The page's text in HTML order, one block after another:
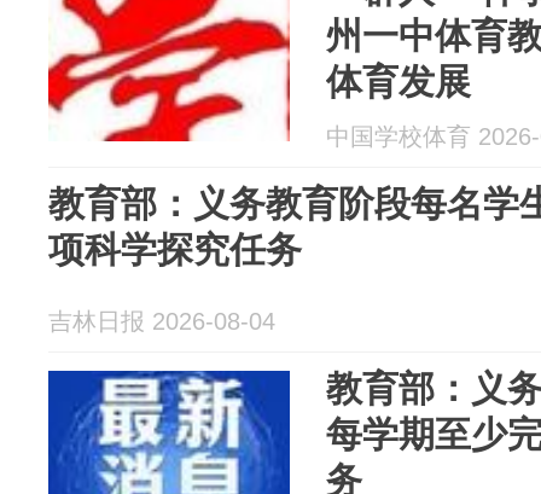
州一中体育
体育发展
中国学校体育
教育部：义务教育阶段每名学
项科学探究任务
吉林日报 2026-08-04
教育部：义
每学期至少
务